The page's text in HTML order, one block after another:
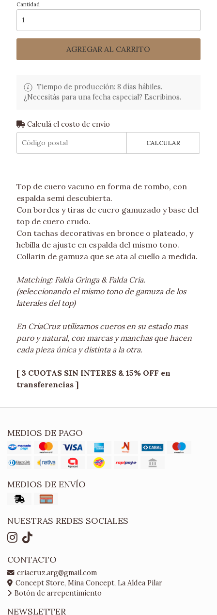
Cantidad
AGREGAR AL CARRITO
Tiempo de producción: 8 días hábiles.
¿Necesitás para una fecha especial? Escribinos.
Calculá el costo de envío
CALCULAR
Top de cuero vacuno en forma de rombo, con
espalda semi descubierta.
Con bordes y tiras de cuero gamuzado y base del
top de cuero crudo.
Con tachas decorativas en bronce o plateado, y
hebilla de ajuste en espalda del mismo tono.
Collarin de gamuza que se ata al cuello a medida.
Matching: Falda Gringa & Falda Cria.
(seleccionando el mismo tono de gamuza de los
laterales del top)
En CriaCruz utilizamos cueros en su estado mas
puro y natural, con marcas y manchas que hacen
cada pieza única y distinta a la otra.
[ 3 CUOTAS SIN INTERES & 15% OFF en
transferencias ]
MEDIOS DE PAGO
MEDIOS DE ENVÍO
NUESTRAS REDES SOCIALES
CONTACTO
criacruz.arg@gmail.com
Concept Store, Mina Concept, La Aldea Pilar
Botón de arrepentimiento
NEWSLETTER